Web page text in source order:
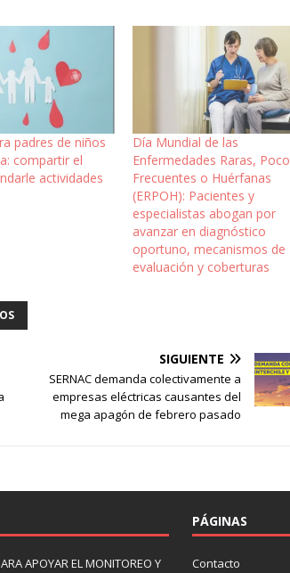
padres de niños
compartir el
actividades
Día Mundial de las
Enfermedades Raras, Poco
Frecuentes o Huérfanas
(ERPOH): Pacientes y
especialistas abogan por
avanzar en diagnóstico
oportuno, mecanismos de
evaluación y coberturas
SIGUIENTE
SERNAC demanda colectivamente a
empresas eléctricas causantes del
mega apagón de febrero pasado
APOYAR EL MONITOREO Y
PÁGINAS
Contacto